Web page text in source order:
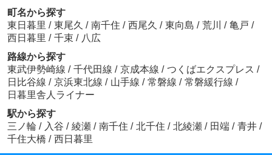
町名から探す
東日暮里 / 東尾久 / 南千住 / 西尾久 / 東向島 / 荒川 / 亀戸 /
西日暮里 / 千束 / 八広
路線から探す
東武伊勢崎線 / 千代田線 / 京成本線 / つくばエクスプレス /
日比谷線 / 京浜東北線 / 山手線 / 常磐線 / 常磐緩行線 /
日暮里舎人ライナー
駅から探す
三ノ輪 / 入谷 / 綾瀬 / 南千住 / 北千住 / 北綾瀬 / 田端 / 青井 /
千住大橋 / 西日暮里